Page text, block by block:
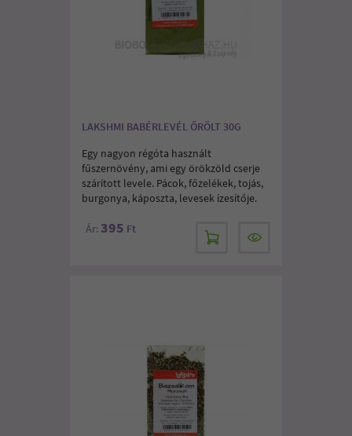
LAKSHMI BABÉRLEVÉL ŐRÖLT 30G
Egy nagyon régóta használt
fűszernövény, ami egy örökzöld cserje
szárított levele. Pácok, főzelékek, tojás,
burgonya, káposzta, levesek ízesítője.
Ár: 395 Ft